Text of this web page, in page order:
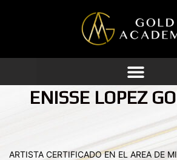
contenido
ENISSE LOPEZ
ARTISTA CERTIFICADO EN EL AREA DE